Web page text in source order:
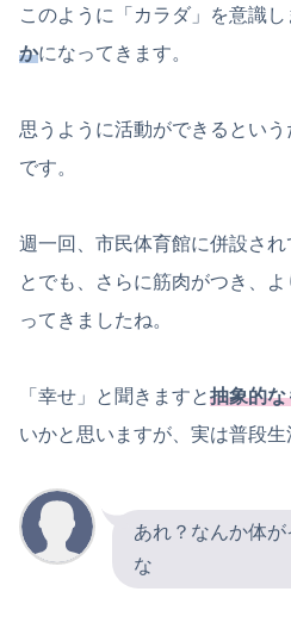
このように「カラダ」を意識
かになってきます。
思うように活動ができるとい
です。
週一回、市民体育館に併設さ
とでも、さらに筋肉がつき、
ってきましたね。
「幸せ」と聞きますと抽象的な
いかと思いますが、実は普段生
あれ？なんか体
な